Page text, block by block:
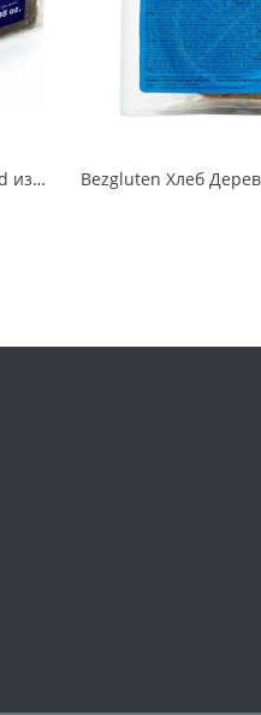
Хлеб Quickbury Whole Rye Bread из ржаной муки грубого помола цельнозернистый